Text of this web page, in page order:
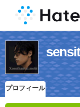
プロフィール